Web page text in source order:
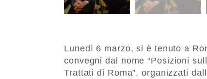
Lunedì 6 marzo, si è tenuto a
convegni dal nome “Posizioni
Trattati di Roma”, organizzati